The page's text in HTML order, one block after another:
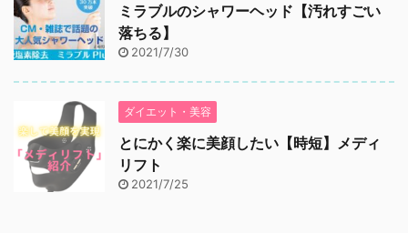
ミラブルのシャワーヘッド【汚れすごい
落ちる】
2021/7/30
ダイエット・美容
とにかく楽に美顔したい【時短】メディ
リフト
2021/7/25